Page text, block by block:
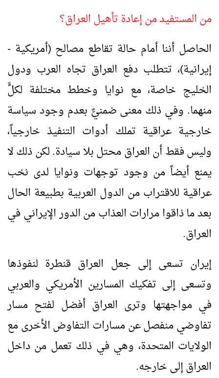
من المستفيد من إعادة تأهيل العراق؟
الحاصل أننا أمام حالة تقاطع مصالح (أمريكية -
إيرانية)، تتطلب دفع العراق تجاه العرب ودول
الخليج خاصة، مع نوايا وخطط مختلفة لكلٍّ
منهما. وفي ذلك معنى ضمنيٌّ بعدم وجود سياسة
خارجية عراقية تملك أدوات التنفيذ خارجياً،
وليس فقط أن العراق محتل بلا سيادة. لكن ذلك لا
يمنع أيضاً من وجود توجهات ونوايا لدى نخب
عراقية للاقتراب من الدول العربية بطبيعة الحال
بعد ما ذاقوا مرارات العذاب من الدور الإيراني في
العراق.
إيران تسعى إلى جعل العراق قنطرة لنفوذها
وتسعى إلى تفكيك المسارين الأمريكي والعربي
في مواجهتها وترى العراق أفضل لفتح مسار
تفاوضي منفصل عن مسارات التفاوض الأخرى مع
الولايات المتحدة، وهي في ذلك تعمل من داخل
العراق إلى خارجه.